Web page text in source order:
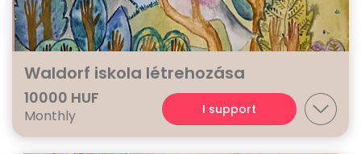
Waldorf iskola létrehozása
10000 HUF
Monthly I support